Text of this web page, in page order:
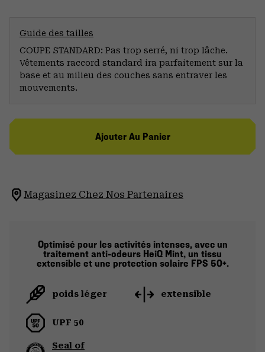
Guide des tailles
COUPE STANDARD: Pas trop serré, ni trop lâche.
Vêtements raccord standard ira parfaitement sur la
base et au milieu des couches sans entraver les
mouvements.
Ajouter Au Panier
Magasinez Chez Nos Partenaires
Optimisé pour les activités intenses, avec un
traitement anti-odeurs HeiQ Mint, un tissu
extensible et une protection solaire FPS 50+.
poids léger extensible
UPF 50
Seal of